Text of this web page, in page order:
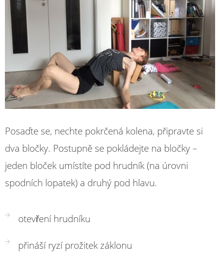
Posaďte se, nechte pokrčená kolena, připravte si
dva bločky. Postupně se pokládejte na bločky –
jeden bloček umístíte pod hrudník (na úrovni
spodních lopatek) a druhý pod hlavu.
otevření hrudníku
přináší ryzí prožitek záklonu